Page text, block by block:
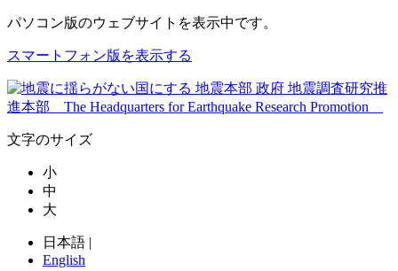
パソコン版のウェブサイトを表示中です。
スマートフォン版を表示する
文字のサイズ
小
中
大
日本語 |
English